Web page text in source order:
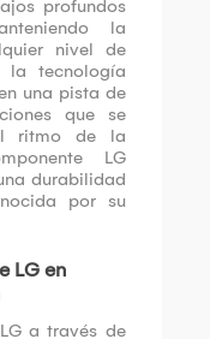
profundos
la
nivel de
la tecnología
una pista de
que se
ritmo de la
LG
durabilidad
por su
LG en
a través de